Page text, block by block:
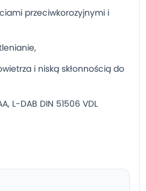
przeciwkorozyjnymi i
i niską skłonnością do
L-DAB DIN 51506 VDL